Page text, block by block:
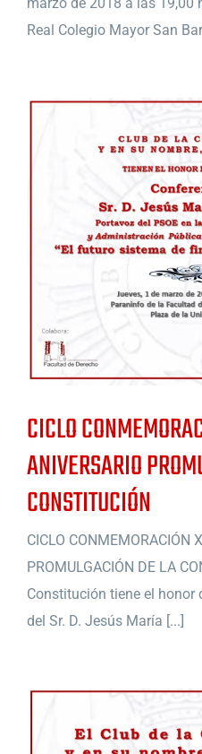
Real Colegio Mayor San
CICLO
ANIVERSARIO
CONSTITUCIÓN
CICLO CONMEMORACIÓN
PROMULGACIÓN DE LA
Constitución tiene el honor
del Sr. D. Jesús María [...]